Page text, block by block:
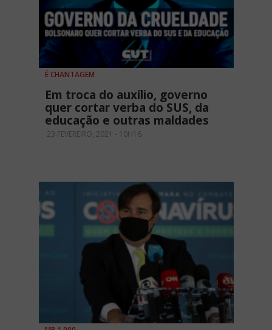
É CHANTAGEM
Em troca do auxílio, governo
quer cortar verba do SUS, da
educação e outras maldades
23 FEVEREIRO, 2021 - 10H16